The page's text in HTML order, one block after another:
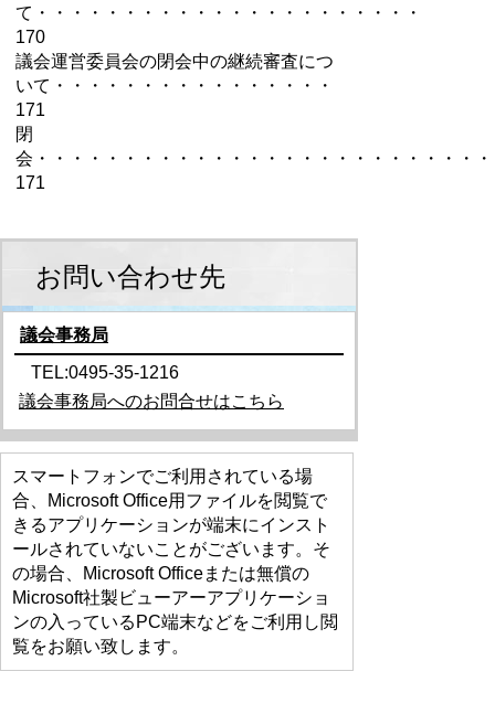
て・・・・・・・・・・・・・・・・・・・・・・
170
議会運営委員会の閉会中の継続審査につ
いて・・・・・・・・・・・・・・・・
171
閉
会・・・・・・・・・・・・・・・・・・・・・・・・・
171
お問い合わせ先
議会事務局
TEL:0495-35-1216
議会事務局へのお問合せはこちら
スマートフォンでご利用されている場
合、Microsoft Office用ファイルを閲覧で
きるアプリケーションが端末にインスト
ールされていないことがございます。そ
の場合、Microsoft Officeまたは無償の
Microsoft社製ビューアーアプリケーショ
ンの入っているPC端末などをご利用し閲
覧をお願い致します。